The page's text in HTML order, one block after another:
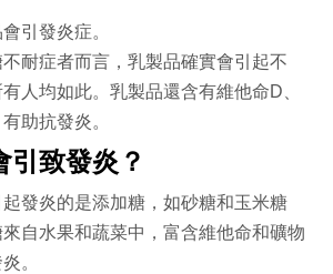
引發炎症。
耐症者而言，乳製品確實會引起不
人均如此。乳製品還含有維他命D
助抗發炎。
引致發炎？
發炎的是添加糖，如砂糖和玉米糖
自水果和蔬菜中，富含維他命和礦物
。